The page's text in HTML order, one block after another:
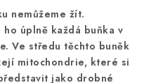
nemůžeme žít.
ho úplně každá buňka v
Ve středu těchto buněk
mitochondrie, které si
jako drobné